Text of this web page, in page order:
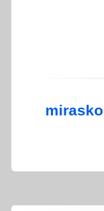
mirasko